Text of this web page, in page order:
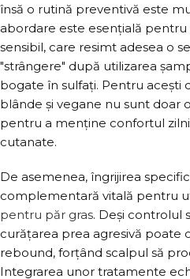
însă o rutină preventivă este
abordare este esențială
sensibil, care resimt adesea o
"strângere" după utilizarea
bogate în sulfați. Pentru acești
blânde și vegane nu sunt doar
pentru a menține confortul
cutanate.
De asemenea, îngrijirea
complementară vitală pentru
pentru păr gras. Deși controlul
curățarea prea agresivă poate
rebound, forțând scalpul să
Integrarea unor tratamente